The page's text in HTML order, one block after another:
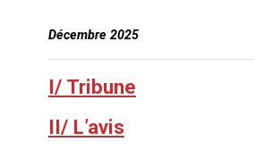
Décembre 2025
I/ Tribune
II/ L’avis